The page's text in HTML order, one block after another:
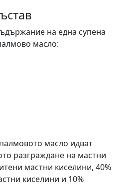
на една супена
масло:
масло идват
разграждане на мастни
мастни киселини, 40%
киселини и 10%